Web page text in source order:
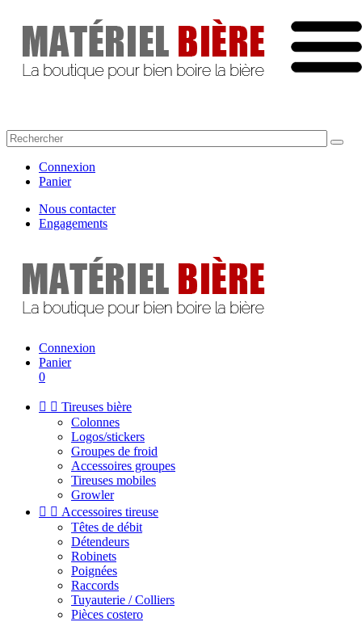
Connexion
Panier
Nous contacter
Engagements
Connexion
Panier
0
  Tireuses bière
Colonnes
Logos/stickers
Groupes de froid
Accessoires groupes
Tireuses mobiles
Growler
  Accessoires tireuse
Têtes de débit
Détendeurs
Robinets
Poignées
Raccords
Tuyauterie / Colliers
Pièces costero